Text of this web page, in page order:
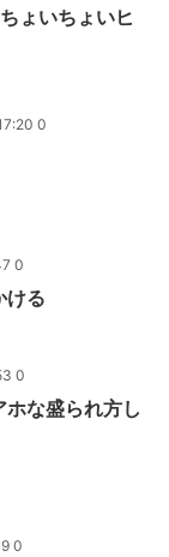
ょいちょいヒ
0
0
ける
0
な盛られ方し
0